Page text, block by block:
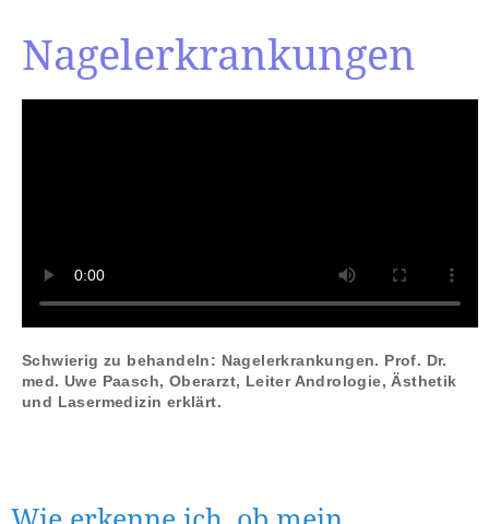
Nagelerkrankungen
Schwierig zu behandeln: Nagelerkrankungen. Prof. Dr.
med. Uwe Paasch, Oberarzt, Leiter Andrologie, Ästhetik
und Lasermedizin erklärt.